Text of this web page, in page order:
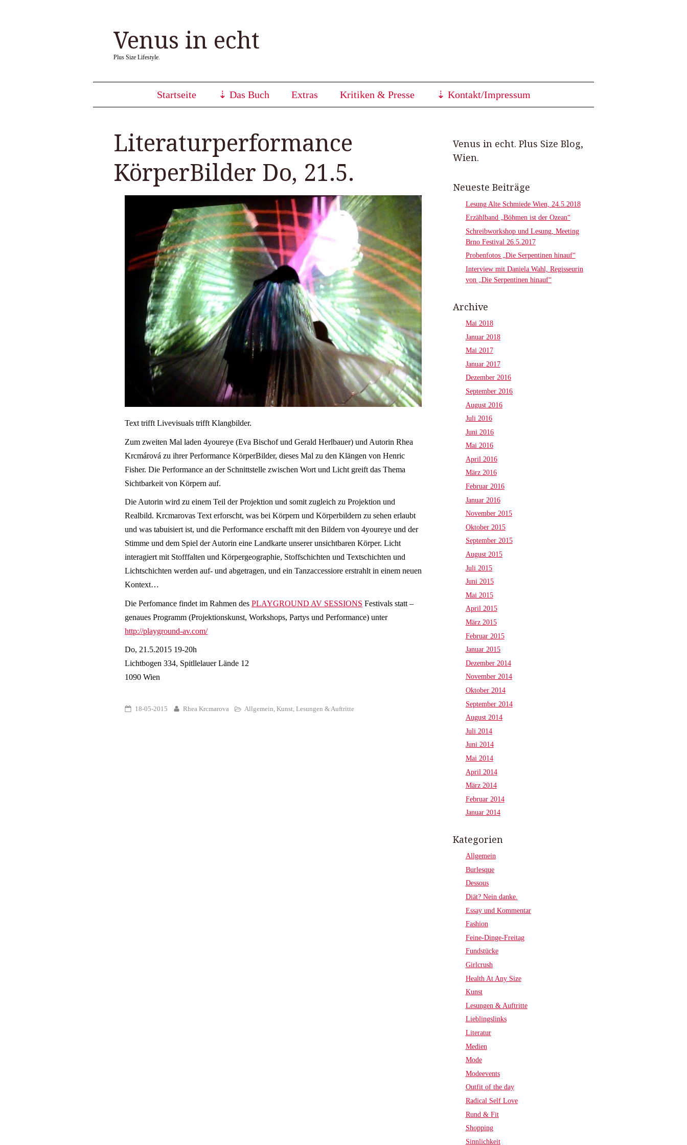
Venus in echt
Plus Size Lifestyle.
Startseite ⇣ Das Buch Extras Kritiken & Presse ⇣ Kontakt/Impressum
Literaturperformance
KörperBilder Do, 21.5.
Text trifft Livevisuals trifft Klangbilder.
Zum zweiten Mal laden 4youreye (Eva Bischof und Gerald Herlbauer) und Autorin Rhea
Krcmárová zu ihrer Performance KörperBilder, dieses Mal zu den Klängen von Henric
Fisher. Die Performance an der Schnittstelle zwischen Wort und Licht greift das Thema
Sichtbarkeit von Körpern auf.
Die Autorin wird zu einem Teil der Projektion und somit zugleich zu Projektion und
Realbild. Krcmarovas Text erforscht, was bei Körpern und Körperbildern zu sehen erlaubt
und was tabuisiert ist, und die Performance erschafft mit den Bildern von 4youreye und der
Stimme und dem Spiel der Autorin eine Landkarte unserer unsichtbaren Körper. Licht
interagiert mit Stofffalten und Körpergeographie, Stoffschichten und Textschichten und
Lichtschichten werden auf- und abgetragen, und ein Tanzaccessiore erstrahlt in einem neuen
Kontext…
Die Perfomance findet im Rahmen desPLAYGROUND AV SESSIONS Festivals statt –
genaues Programm (Projektionskunst, Workshops, Partys und Performance) unter
http://playground-av.com/
Do, 21.5.2015 19-20h
Lichtbogen 334, Spitllelauer Lände 12
1090 Wien
18-05-2015 Rhea Krcmarova Allgemein ,Kunst ,Lesungen & Auftritte
Venus in echt. Plus Size Blog,
Wien.
Neueste Beiträge
Lesung Alte Schmiede Wien, 24.5.2018
Erzählband „Böhmen ist der Ozean“
Schreibworkshop und Lesung, Meeting
Brno Festival 26.5.2017
Probenfotos „Die Serpentinen hinauf“
Interview mit Daniela Wahl, Regisseurin
von „Die Serpentinen hinauf“
Archive
Mai 2018
Januar 2018
Mai 2017
Januar 2017
Dezember 2016
September 2016
August 2016
Juli 2016
Juni 2016
Mai 2016
April 2016
März 2016
Februar 2016
Januar 2016
November 2015
Oktober 2015
September 2015
August 2015
Juli 2015
Juni 2015
Mai 2015
April 2015
März 2015
Februar 2015
Januar 2015
Dezember 2014
November 2014
Oktober 2014
September 2014
August 2014
Juli 2014
Juni 2014
Mai 2014
April 2014
März 2014
Februar 2014
Januar 2014
Kategorien
Allgemein
Burlesque
Dessous
Diät? Nein danke.
Essay und Kommentar
Fashion
Feine-Dinge-Freitag
Fundstücke
Girlcrush
Health At Any Size
Kunst
Lesungen & Auftritte
Lieblingslinks
Literatur
Medien
Mode
Modeevents
Outfit of the day
Radical Self Love
Rund & Fit
Shopping
Sinnlichkeit